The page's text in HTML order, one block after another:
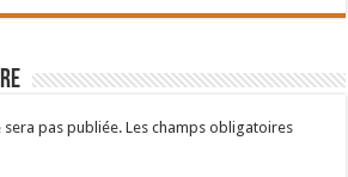
sera pas publiée. Les champs obligatoires